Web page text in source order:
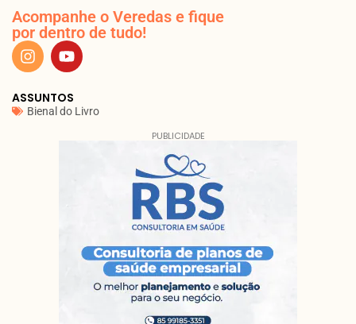
Acompanhe o Veredas e fique
por dentro de tudo!
ASSUNTOS
Bienal do Livro
PUBLICIDADE